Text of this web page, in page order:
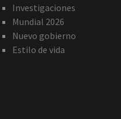
Investigaciones
Mundial 2026
Nuevo gobierno
Estilo de vida